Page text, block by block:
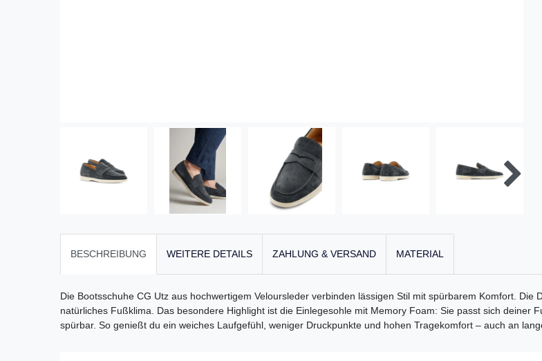
BESCHREIBUNG WEITERE DETAILS ZAHLUNG & VERSAND MATERIAL
Die Bootsschuhe CG Utz aus hochwertigem Veloursleder verbinden lässigen Stil mit spürbarem Komfort.
natürliches Fußklima. Das besondere Highlight ist die Einlegesohle mit Memory Foam: Sie passt sich deiner
spürbar. So genießt du ein weiches Laufgefühl, weniger Druckpunkte und hohen Tragekomfort – auch an